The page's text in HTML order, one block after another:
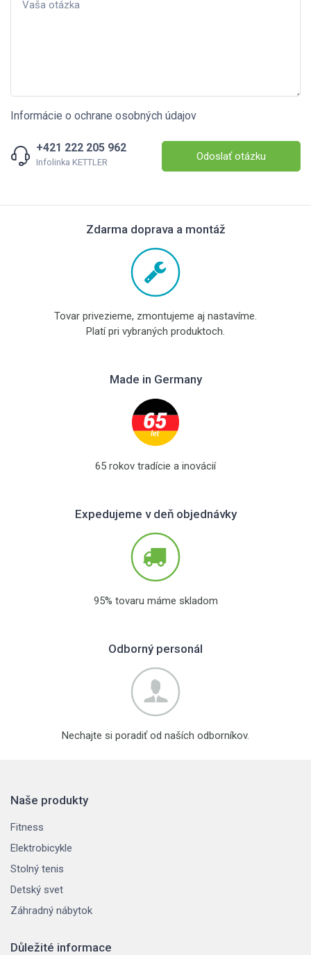
Informácie o ochrane osobných údajov
+421 222 205 962
Infolinka KETTLER Odoslať otázku
Zdarma doprava a montáž
Tovar privezieme, zmontujeme aj nastavíme.
Platí pri vybraných produktoch.
Made in Germany
65 rokov tradície a inovácií
Expedujeme v deň objednávky
95% tovaru máme skladom
Odborný personál
Nechajte si poradiť od naších odborníkov.
Naše produkty
Fitness
Elektrobicykle
Stolný tenis
Detský svet
Záhradný nábytok
Důležité informace